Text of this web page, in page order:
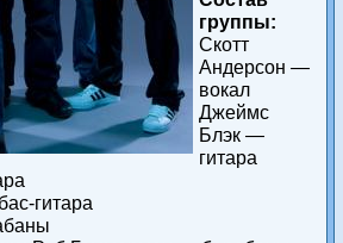
группы:
Скотт
Андерсон —
вокал
Джеймс
Блэк —
гитара
гитара